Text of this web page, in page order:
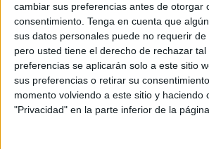
cambiar sus preferencias antes de otorgar
consentimiento. Tenga en cuenta que
sus datos personales puede no requerir
pero usted tiene el derecho de rechazar
preferencias se aplicarán solo a este sitio
sus preferencias o retirar su
momento volviendo a este sitio y haciendo
"Privacidad" en la parte inferior de la